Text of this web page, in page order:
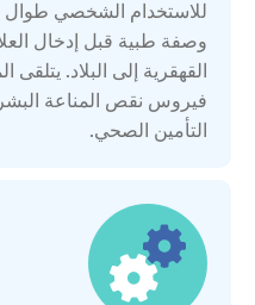
للاستخدام الشخصي طوال
وصفة طبية قبل إدخال
القهقرية إلى البلاد.
فيروس نقص المناعة
التأمين الصحي.
استونيا
الاتحاد الروسي
التشيك
الجبل الأسود